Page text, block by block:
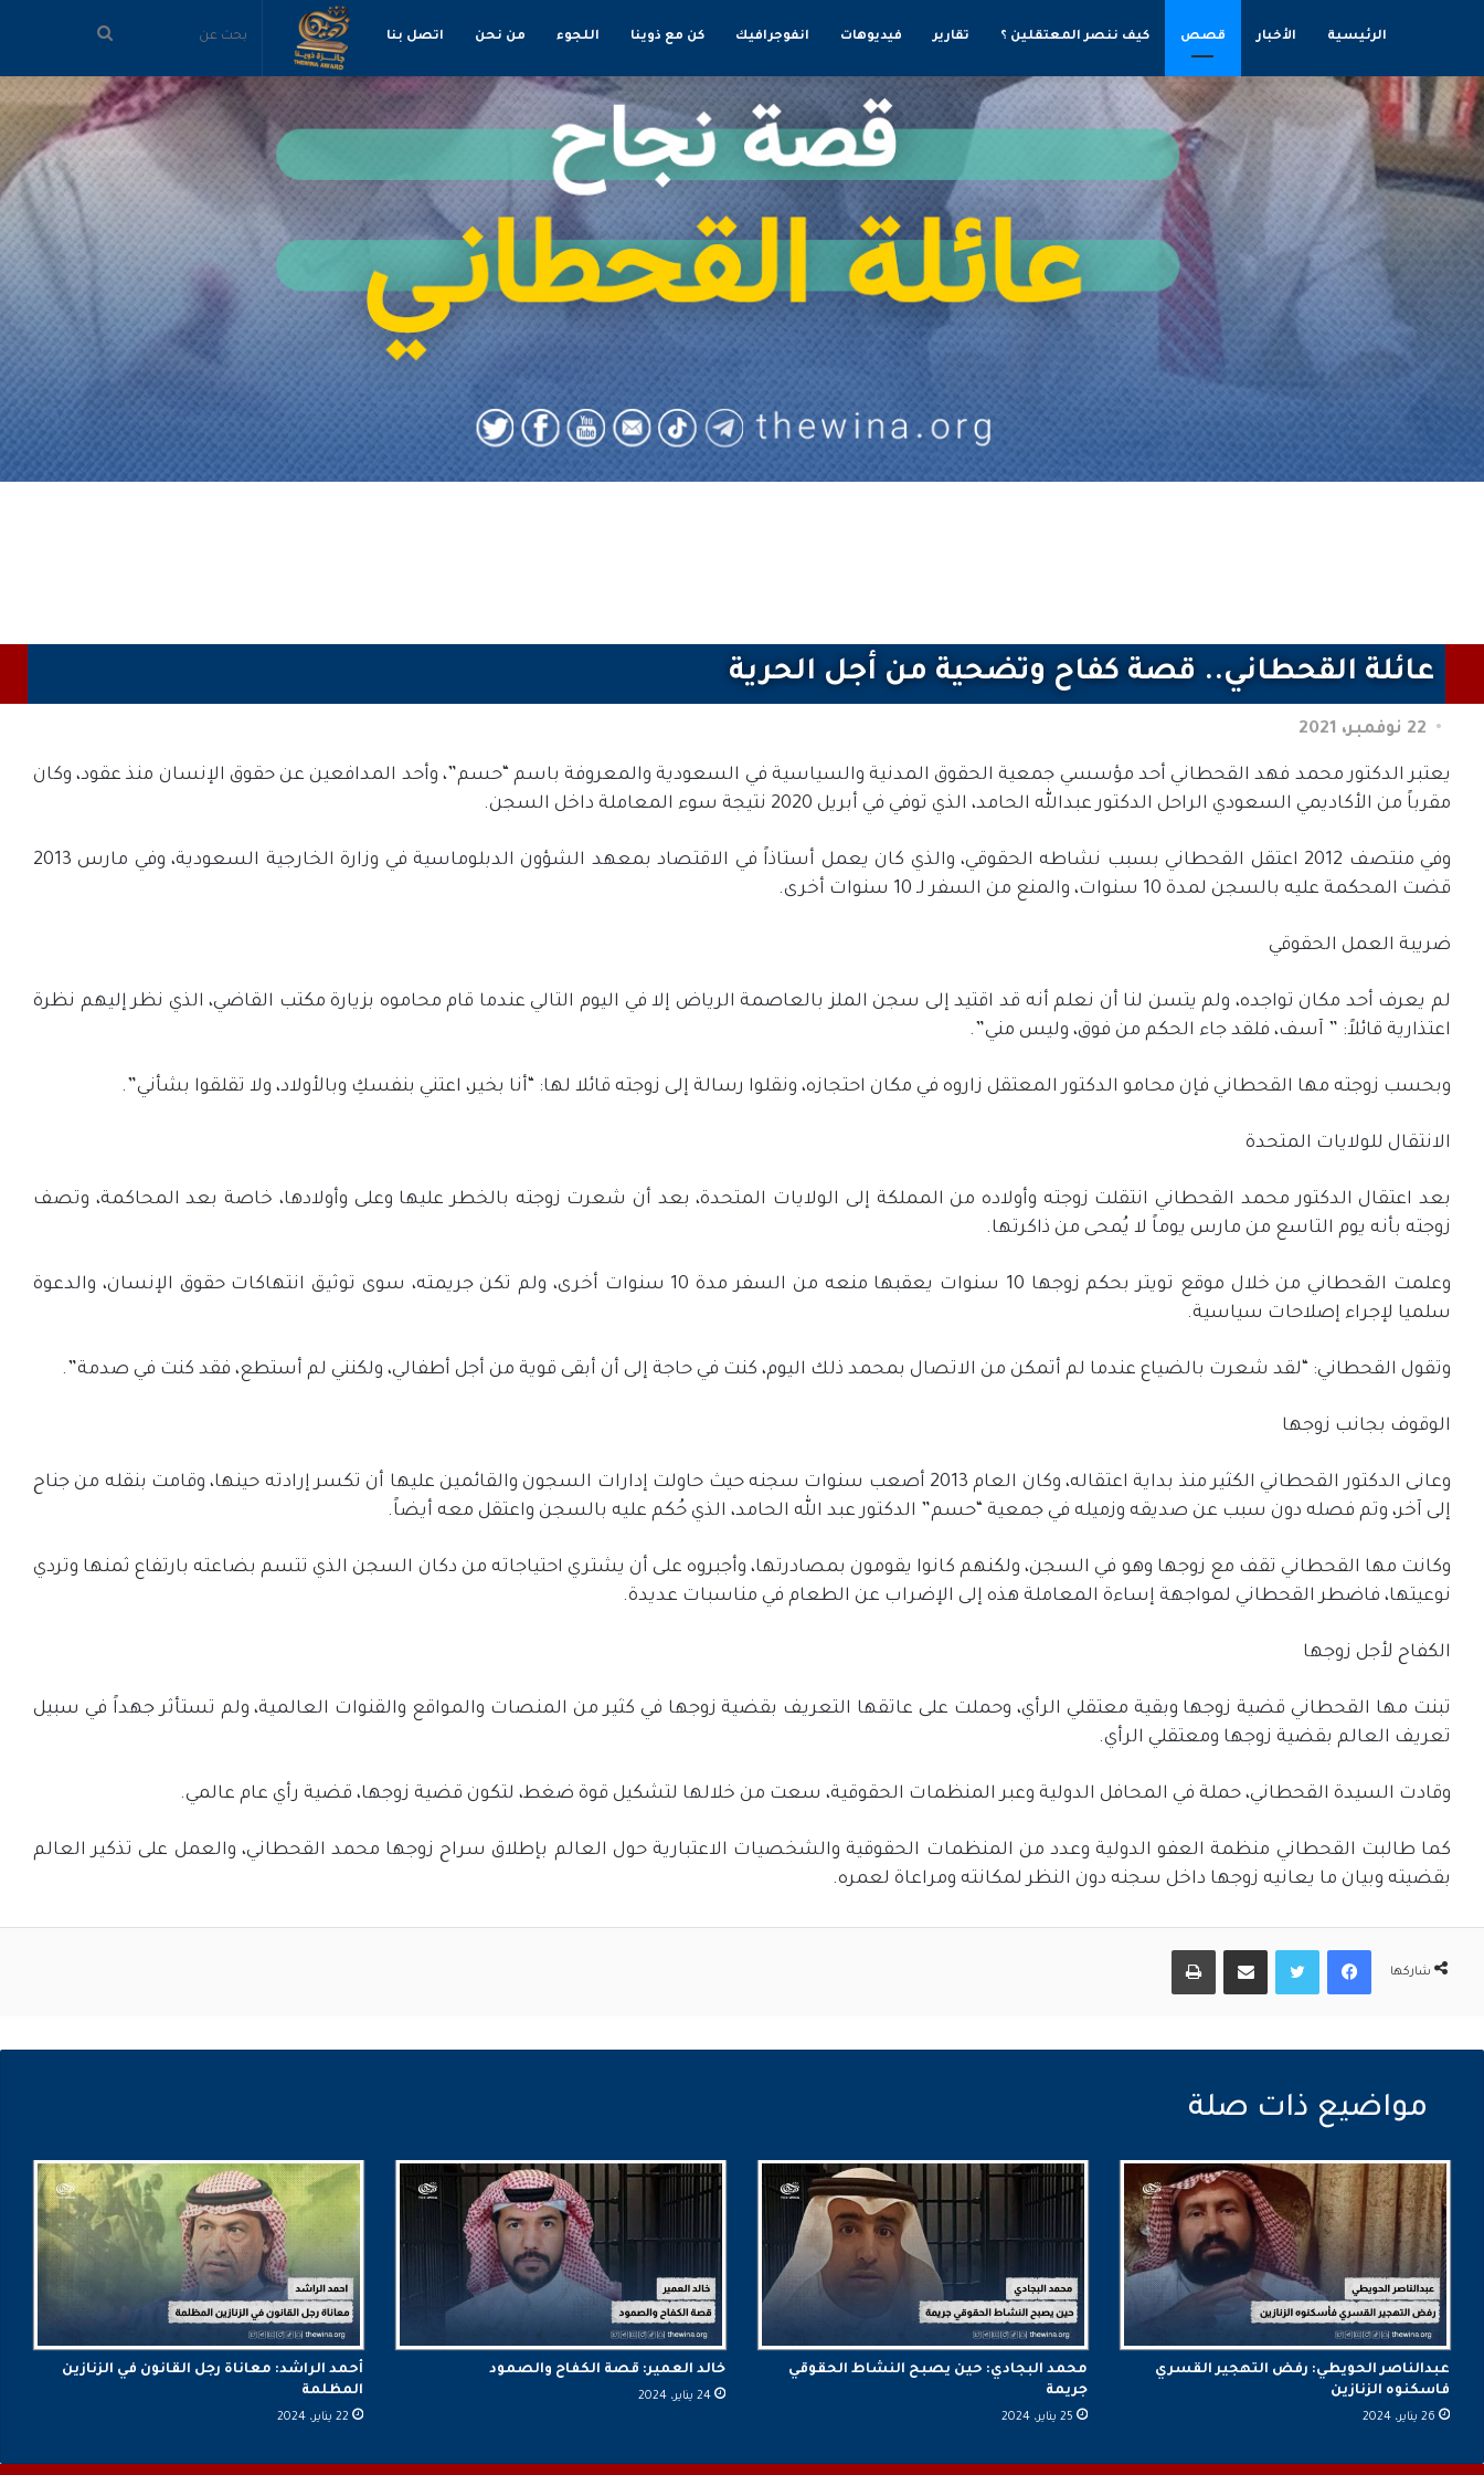
الرئيسية الأخبار قصص كيف ننصر المعتقلين ؟ تقارير فيديوهات انفوجرافيك كن مع ذوينا اللجوء من نحن اتصل بنا بحث
عن
عائلة القحطاني.. قصة كفاح وتضحية من أجل الحرية
22 نوفمبر، 2021
يعتبر الدكتور محمد فهد القحطاني أحد مؤسسي جمعية الحقوق المدنية والسياسية في السعودية والمعروفة باسم “حسم”، وأحد المدافعين عن حقوق الإنسان منذ عقود، وكان
مقرباً من الأكاديمي السعودي الراحل الدكتور عبدالله الحامد، الذي توفي في أبريل 2020 نتيجة سوء المعاملة داخل السجن.
وفي منتصف 2012 اعتقل القحطاني بسبب نشاطه الحقوقي، والذي كان يعمل أستاذاً في الاقتصاد بمعهد الشؤون الدبلوماسية في وزارة الخارجية السعودية، وفي مارس 2013
قضت المحكمة عليه بالسجن لمدة 10 سنوات، والمنع من السفر لـ 10 سنوات أخرى.
ضريبة العمل الحقوقي
لم يعرف أحد مكان تواجده، ولم يتسن لنا أن نعلم أنه قد اقتيد إلى سجن الملز بالعاصمة الرياض إلا في اليوم التالي عندما قام محاموه بزيارة مكتب القاضي، الذي نظر إليهم نظرة
اعتذارية قائلاً: ” آسف، فلقد جاء الحكم من فوق، وليس مني”.
وبحسب زوجته مها القحطاني فإن محامو الدكتور المعتقل زاروه في مكان احتجازه، ونقلوا رسالة إلى زوجته قائلا لها: “أنا بخير، اعتني بنفسكِ وبالأولاد، ولا تقلقوا بشأني”.
الانتقال للولايات المتحدة
بعد اعتقال الدكتور محمد القحطاني انتقلت زوجته وأولاده من المملكة إلى الولايات المتحدة، بعد أن شعرت زوجته بالخطر عليها وعلى وأولادها، خاصة بعد المحاكمة، وتصف
زوجته بأنه يوم التاسع من مارس يوماً لا يُمحى من ذاكرتها.
وعلمت القحطاني من خلال موقع تويتر بحكم زوجها 10 سنوات يعقبها منعه من السفر مدة 10 سنوات أخرى، ولم تكن جريمته، سوى توثيق انتهاكات حقوق الإنسان، والدعوة
سلميا لإجراء إصلاحات سياسية.
وتقول القحطاني: “لقد شعرت بالضياع عندما لم أتمكن من الاتصال بمحمد ذلك اليوم، كنت في حاجة إلى أن أبقى قوية من أجل أطفالي، ولكنني لم أستطع، فقد كنت في صدمة”.
الوقوف بجانب زوجها
وعانى الدكتور القحطاني الكثير منذ بداية اعتقاله، وكان العام 2013 أصعب سنوات سجنه حيث حاولت إدارات السجون والقائمين عليها أن تكسر إرادته حينها، وقامت بنقله من جناح
إلى آخر، وتم فصله دون سبب عن صديقه وزميله في جمعية “حسم” الدكتور عبد الله الحامد، الذي حُكم عليه بالسجن واعتقل معه أيضاً.
وكانت مها القحطاني تقف مع زوجها وهو في السجن، ولكنهم كانوا يقومون بمصادرتها، وأجبروه على أن يشتري احتياجاته من دكان السجن الذي تتسم بضاعته بارتفاع ثمنها وتردي
نوعيتها، فاضطر القحطاني لمواجهة إساءة المعاملة هذه إلى الإضراب عن الطعام في مناسبات عديدة.
الكفاح لأجل زوجها
تبنت مها القحطاني قضية زوجها وبقية معتقلي الرأي، وحملت على عاتقها التعريف بقضية زوجها في كثير من المنصات والمواقع والقنوات العالمية، ولم تستأثر جهداً في سبيل
تعريف العالم بقضية زوجها ومعتقلي الرأي.
وقادت السيدة القحطاني، حملة في المحافل الدولية وعبر المنظمات الحقوقية، سعت من خلالها لتشكيل قوة ضغط، لتكون قضية زوجها، قضية رأي عام عالمي.
كما طالبت القحطاني منظمة العفو الدولية وعدد من المنظمات الحقوقية والشخصيات الاعتبارية حول العالم بإطلاق سراح زوجها محمد القحطاني، والعمل على تذكير العالم
بقضيته وبيان ما يعانيه زوجها داخل سجنه دون النظر لمكانته ومراعاة لعمره.
شاركها
فيسبوكتويتر مشاركة عبر البريد طباعة
عبدالناصر الحويطي: رفض التهجير القسري
فاسكنوه الزنازين
26 يناير، 2024
محمد البجادي: حين يصبح النشاط الحقوقي
جريمة
25 يناير، 2024
خالد العمير: قصة الكفاح والصمود
24 يناير، 2024
أحمد الراشد: معاناة رجل القانون في الزنازين
المظلمة
22 يناير، 2024